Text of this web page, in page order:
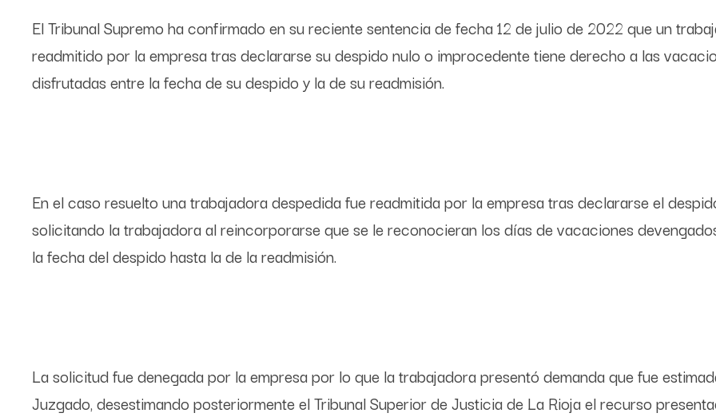
El Tribunal Supremo ha confirmado en su reciente sentencia de fecha 12 de julio de 2022 que un
readmitido por la empresa tras declararse su despido nulo o improcedente tiene derecho a las
disfrutadas entre la fecha de su despido y la de su readmisión.
En el caso resuelto una trabajadora despedida fue readmitida por la empresa tras declararse el
solicitando la trabajadora al reincorporarse que se le reconocieran los días de vacaciones
la fecha del despido hasta la de la readmisión.
La solicitud fue denegada por la empresa por lo que la trabajadora presentó demanda que fue
Juzgado, desestimando posteriormente el Tribunal Superior de Justicia de La Rioja el recurso